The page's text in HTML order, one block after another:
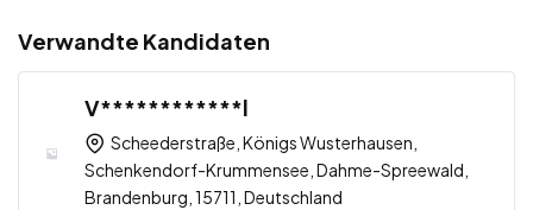
Verwandte Kandidaten
V************l
Scheederstraße, Königs Wusterhausen,
Schenkendorf-Krummensee, Dahme-Spreewald,
Brandenburg, 15711, Deutschland